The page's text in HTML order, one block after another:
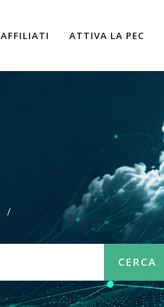
AFFILIATI ATTIVA LA PEC
/